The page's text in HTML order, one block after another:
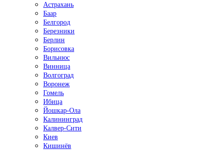
Астрахань
Баар
Белгород
Березники
Берлин
Борисовка
Вильнюс
Винница
Волгоград
Воронеж
Гомель
Ибица
Йошкар-Ола
Калининград
Калвер-Сити
Киев
Кишинёв